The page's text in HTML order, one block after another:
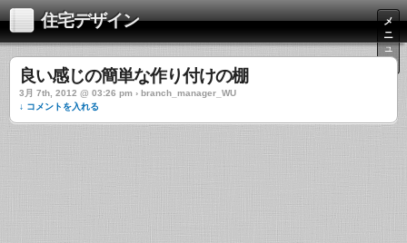
住宅デザイン
メ
ニ
ュ
ー
良い感じの簡単な作り付けの棚
3月 7th, 2012 @ 03:26 pm › branch_manager_WU
↓ コメントを入れる